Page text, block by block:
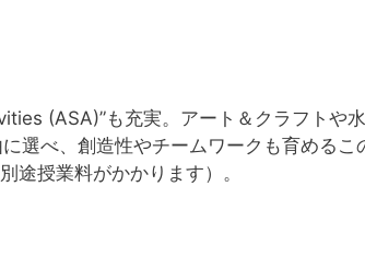
(ASA)”も充実。アート＆クラフトや
選べ、創造性やチームワークも育める
途授業料がかかります）。